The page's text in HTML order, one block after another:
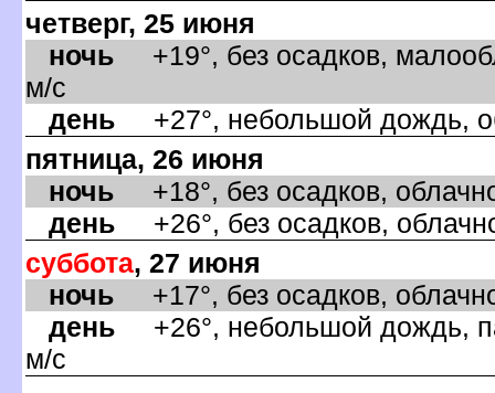
четверг, 25 июня
ночь +19°, без осадков,
м/с
день +27°, небольшой дождь,
пятница, 26 июня
ночь +18°, без осадков,
день +26°, без осадков,
суббота, 27 июня
ночь +17°, без осадков,
день +26°, небольшой дождь,
м/с